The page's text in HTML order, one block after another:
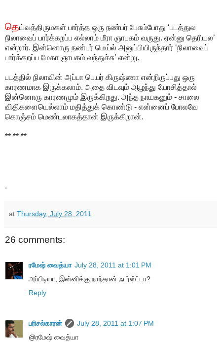
தெய்வத்திருமகள் பார்த்த ஒரு நண்பர் பேசும்போது ‘படத்துல
நிலாவைப் பார்க்கறப்ப எல்லாம் மீரா ஞாபகம் வருது. ஏன்னு தெரியல’
என்றார். இன்னொரு நண்பர் மெய்ல் அனுப்பியிருந்தார் ‘நிலாவைப்
பார்க்கறப்ப மேகா ஞாபகம் வந்துச்சு’ என்று.
படத்தில் நிலாவின் அப்பா பெயர் கிருஷ்ணா என்றிருப்பது ஒரு
காரணமாக இருக்கலாம். அதை விடவும் ஆழந்து யோசித்தால்
இன்னொரு காரணமும் இருக்கிறது. அந்த நாயகனும் - சாலை
விதிகளையெல்லாம் மதித்துக் கொண்டு - என்னைப் போலவே
கொஞ்சம் மெண்டலாகத்தான் இருக்கிறான்.
** ** **
.
at Thursday, July 28, 2011
26 comments:
ரமேஷ் வைத்யா July 28, 2011 at 1:01 PM
அப்பிடியா, இன்னிக்கு நாந்தான் ஃபர்ஸ்ட்டா?
Reply
பரிசல்காரன்
July 28, 2011 at 1:07 PM
@ரமேஷ் வைத்யா